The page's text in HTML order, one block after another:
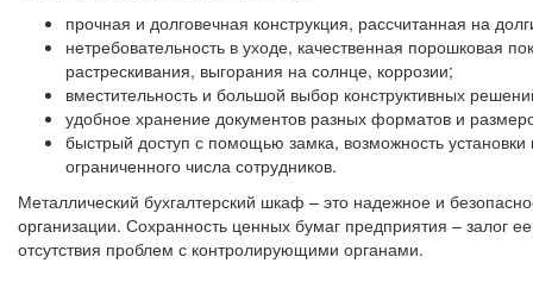
прочная и долговечная конструкция, рассчитанная на
нетребовательность в уходе, качественная порошковая
растрескивания, выгорания на солнце, коррозии;
вместительность и большой выбор конструктивных
удобное хранение документов разных форматов и
быстрый доступ с помощью замка, возможность установки
ограниченного числа сотрудников.
Металлический бухгалтерский шкаф – это надежное и
организации. Сохранность ценных бумаг предприятия – залог
отсутствия проблем с контролирующими органами.